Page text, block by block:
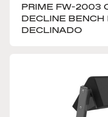
PRIME FW-2003
DECLINE BENCH
DECLINADO